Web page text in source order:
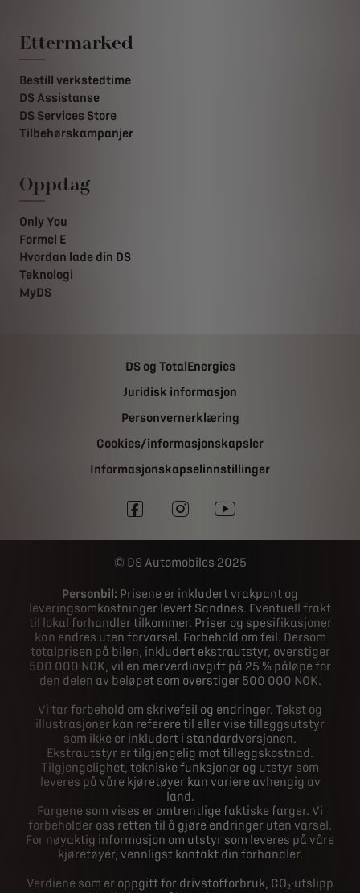
Ettermarked
Bestill verkstedtime
DS Assistanse
DS Services Store
Tilbehørskampanjer
Oppdag
Only You
Formel E
Hvordan lade din DS
Teknologi
MyDS
DS og TotalEnergies
Juridisk informasjon
Personvernerklæring
Cookies/informasjonskapsler
Informasjonskapselinnstillinger
DS Automobiles 2025
Personbil: Prisene er inkludert vrakpant og
leveringsomkostninger levert Sandnes. Eventuell frakt
til lokal forhandler tilkommer. Priser og spesifikasjoner
kan endres uten forvarsel. Forbehold om feil. Dersom
totalprisen på bilen, inkludert ekstrautstyr, overstiger
500 000 NOK, vil en merverdiavgift på 25 % påløpe for
den delen av beløpet som overstiger 500 000 NOK.
Vi tar forbehold om skrivefeil og endringer. Tekst og
illustrasjoner kan referere til eller vise tilleggsutstyr
som ikke er inkludert i standardversjonen.
Ekstrautstyr er tilgjengelig mot tilleggskostnad.
Tilgjengelighet, tekniske funksjoner og utstyr som
leveres på våre kjøretøyer kan variere avhengig av
land.
Fargene som vises er omtrentlige faktiske farger. Vi
forbeholder oss retten til å gjøre endringer uten varsel.
For nøyaktig informasjon om utstyr som leveres på våre
kjøretøyer, vennligst kontakt din forhandler.
Verdiene som er oppgitt for drivstofforbruk, CO₂-utslipp